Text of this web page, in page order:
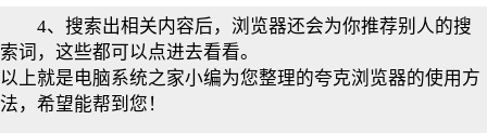
4、搜索出相关内容后，浏览器还会为你推荐别人的搜
索词，这些都可以点进去看看。
以上就是电脑系统之家小编为您整理的夸克浏览器的使用方
法，希望能帮到您！